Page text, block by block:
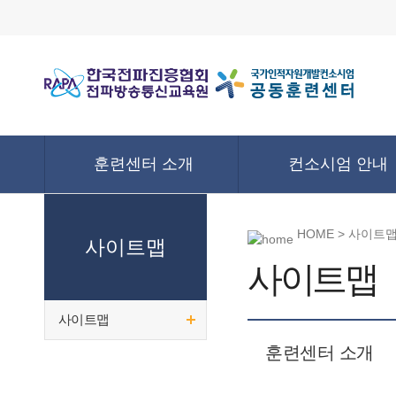
훈련센터 소개 컨소시엄 안내
사이트맵
사이트맵
HOME > 사이트
사이트맵
훈련센터 소개